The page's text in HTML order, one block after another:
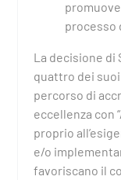
processo
La decisione di
quattro dei
percorso di
eccellenza con
proprio
e/o
favoriscano il